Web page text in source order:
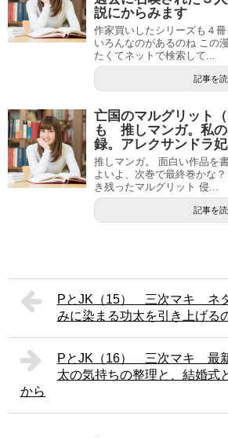
説にからみます
作家買いしたシリーズも４
いろんなのがあるのね この
たくてネットで検索して...
記事を
亡国のマルグリット
も 推しマンガ。私
録。アレクサンドラ妃
推しマンガ。 面白い作品を
よいよ、次巻で最終巻かな
き残ったマルグリット 侵...
記事を
PとJK（15） 三次マキ ネ
みに染まる功太を引き上げる
PとJK（16） 三次マキ 最
太の気持ちの整理と、結婚式
から